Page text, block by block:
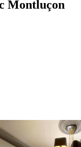
Montluçon